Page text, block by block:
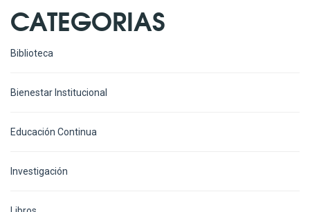
CATEGORIAS
Biblioteca
Bienestar Institucional
Educación Continua
Investigación